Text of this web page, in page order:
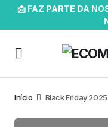
📩 FAZ PARTE DA
Início Black Friday